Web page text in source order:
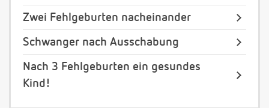
Zwei Fehlgeburten nacheinander
Schwanger nach Ausschabung
Nach 3 Fehlgeburten ein gesundes
Kind!